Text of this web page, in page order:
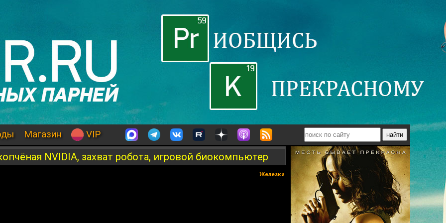
Магазин VIP
NVIDIA, захват робота, игровой биокомпьютер
Железки